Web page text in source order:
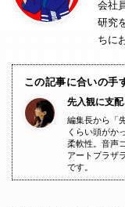
会社
研究
ちに
この記事に合いの手
先入観に支
編集長から「
くらい頭がか
柔軟性。音声
アートプラザ
です。